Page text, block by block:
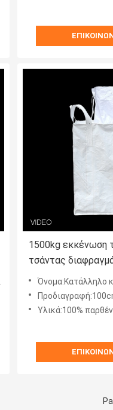
1500kg εκκένωση
τσάντας
ακκορντέον FIBC
Όνομα:Κατάλληλο κυκλικό τεράστιο
Υλικά:100%